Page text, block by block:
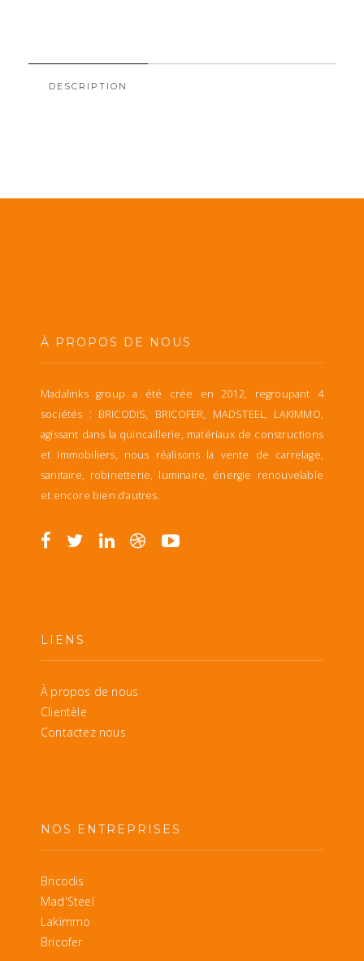
DESCRIPTION
À PROPOS DE NOUS
Madalinks group a été crée en 2012, regroupant 4
sociétés : BRICODIS, BRICOFER, MADSTEEL, LAKIMMO,
agissant dans la quincaillerie, matériaux de constructions
et immobiliers, nous réalisons la vente de carrelage,
sanitaire, robinetterie, luminaire, énergie renouvelable
et encore bien d’autres.
LIENS
À propos de nous
Clientèle
Contactez nous
NOS ENTREPRISES
Bricodis
Mad'Steel
Lakimmo
Bricofer